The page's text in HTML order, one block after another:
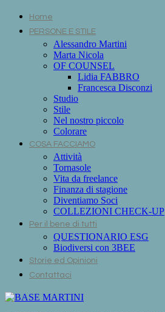
Home
PERSONE E STILE
Alessandro Martini
Marta Nicola
OF COUNSEL
Lidia FABBRO
Francesca Disconzi
Studio
Stile
Nel nostro piccolo
Colorare
COSA FACCIAMO
Attività
Tornasole
Vita da freelance
Finanza di stagione
Diventiamo Soci
COLLEZIONI CHECK-UP
Per il bene di tutti
QUESTIONARIO ESG
Biodiversi con 3BEE
Storie ed Opinioni
Contattaci